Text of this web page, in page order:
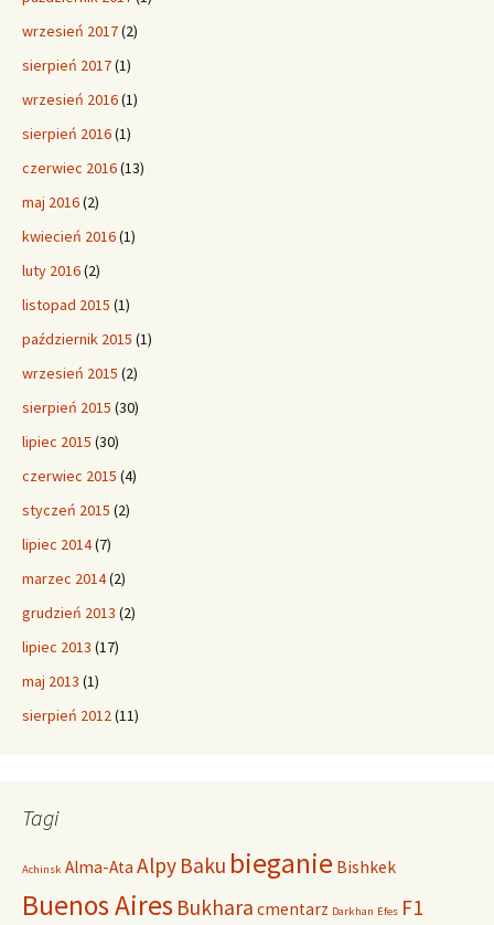
wrzesień 2017(2)
sierpień 2017(1)
wrzesień 2016(1)
sierpień 2016(1)
czerwiec 2016(13)
maj 2016(2)
kwiecień 2016(1)
luty 2016(2)
listopad 2015 (1)
październik 2015 (1)
wrzesień 2015 (2)
sierpień 2015 (30)
lipiec 2015 (30)
czerwiec 2015 (4)
styczeń 2015 (2)
lipiec 2014(7)
marzec 2014(2)
grudzień 2013 (2)
lipiec 2013 (17)
maj 2013 (1)
sierpień 2012(11)
Tagi
Achinsk Alma-Ata Alpy Baku bieganie Bishkek
Buenos Aires Bukhara cmentarz Darkhan Efes F1